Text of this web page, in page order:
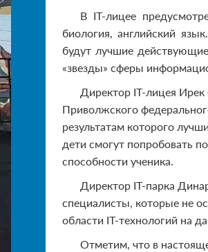
В IT-лицее
биология, английский
будут лучшие
«звезды» сферы
Директор IT-лицея Ирек
Приволжского
результатам которого
дети смогут попробовать
способности ученика.
Директор IT-парка
специалисты, которые не
области IT-технологий на
Отметим, что в